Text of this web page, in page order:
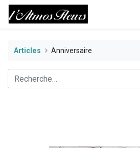
Articles Anniversaire